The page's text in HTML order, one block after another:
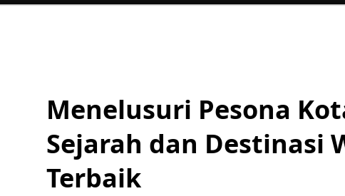
Menelusuri Pesona
Sejarah dan Destinasi
Terbaik